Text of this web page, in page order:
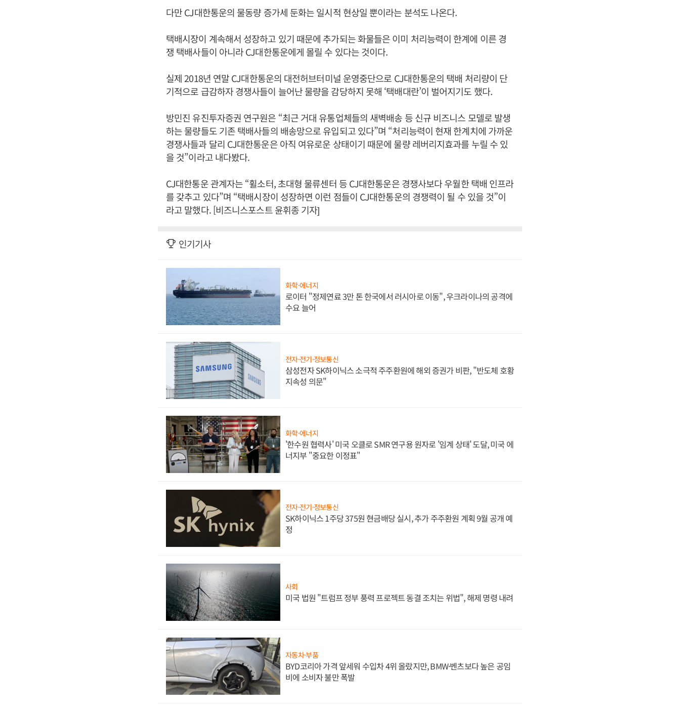
다만 CJ대한통운의 물동량 증가세 둔화는 일시적 현상일 뿐이라는 분석도 나온다.
택배시장이 계속해서 성장하고 있기 때문에 추가되는 화물들은 이미 처리능력이 한계에 이른 경
쟁 택배사들이 아니라 CJ대한통운에게 몰릴 수 있다는 것이다.
실제 2018년 연말 CJ대한통운의 대전허브터미널 운영중단으로 CJ대한통운의 택배 처리량이 단
기적으로 급감하자 경쟁사들이 늘어난 물량을 감당하지 못해 ‘택배대란’이 벌어지기도 했다.
방민진 유진투자증권 연구원은 “최근 거대 유통업체들의 새벽배송 등 신규 비즈니스 모델로 발생
하는 물량들도 기존 택배사들의 배송망으로 유입되고 있다”며 “처리능력이 현재 한계치에 가까운
경쟁사들과 달리 CJ대한통운은 아직 여유로운 상태이기 때문에 물량 레버리지효과를 누릴 수 있
을 것”이라고 내다봤다.
CJ대한통운 관계자는 “휠소터, 초대형 물류센터 등 CJ대한통운은 경쟁사보다 우월한 택배 인프라
를 갖추고 있다”며 “택배시장이 성장하면 이런 점들이 CJ대한통운의 경쟁력이 될 수 있을 것”이
라고 말했다. [비즈니스포스트 윤휘종 기자]
인기기사
화학·에너지
로이터 "정제연료 3만 톤 한국에서 러시아로 이동", 우크라이나의 공격에
수요 늘어
전자·전기·정보통신
삼성전자 SK하이닉스 소극적 주주환원에 해외 증권가 비판, "반도체 호황
지속성 의문"
화학·에너지
'한수원 협력사' 미국 오클로 SMR 연구용 원자로 '임계 상태' 도달, 미국 에
너지부 "중요한 이정표"
전자·전기·정보통신
SK하이닉스 1주당 375원 현금배당 실시, 추가 주주환원 계획 9월 공개 예
정
사회
미국 법원 "트럼프 정부 풍력 프로젝트 동결 조치는 위법", 해제 명령 내려
자동차·부품
BYD코리아 가격 앞세워 수입차 4위 올랐지만, BMW·벤츠보다 높은 공임
비에 소비자 불만 폭발